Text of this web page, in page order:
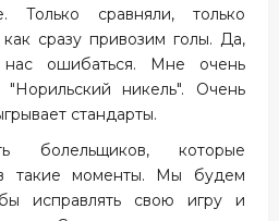
Только сравняли, только
сразу привозим голы. Да,
нас ошибаться. Мне очень
"Норильский никель". Очень
стандарты.
болельщиков, которые
такие моменты. Мы будем
исправлять свою игру и